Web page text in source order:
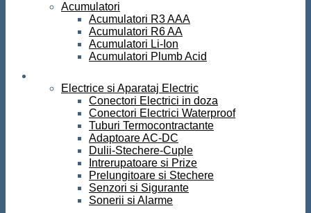
Acumulatori
Acumulatori R3 AAA
Acumulatori R6 AA
Acumulatori Li-Ion
Acumulatori Plumb Acid
Electrice si Aparataj Electric
Conectori Electrici in doza
Conectori Electrici Waterproof
Tuburi Termocontractante
Adaptoare AC-DC
Dulii-Stechere-Cuple
Intrerupatoare si Prize
Prelungitoare si Stechere
Senzori si Sigurante
Sonerii si Alarme